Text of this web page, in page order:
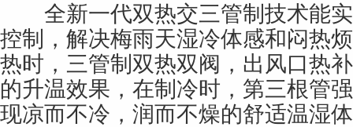
全新一代双热交三管制技术能实
控制，解决梅雨天湿冷体感和闷热
热时，三管制双热双阀，出风口热
的升温效果，在制冷时，第三根管
现凉而不冷，润而不燥的舒适温湿